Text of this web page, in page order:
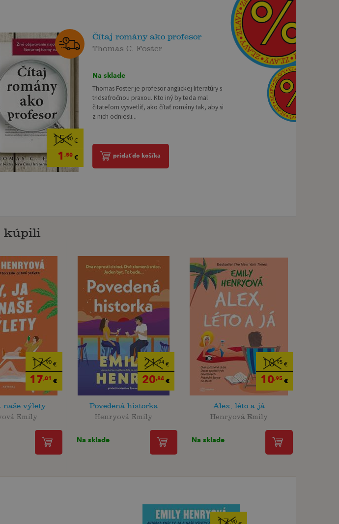
15,90 €
1 ,50 €
Čítaj romány ako profesor
Thomas C. Foster
Na sklade
Thomas Foster je profesor anglickej literatúry s
tridsaťročnou praxou. Kto iný by teda mal
čitateľom vysvetliť, ako čítať romány tak, aby si
z nich odniesli...
pridať do košíka
kúpili
17,90 €
17,01 €
naše výlety
Emily
21,94€
20,84€
Povedená historka
Henryová Emily
Na sklade
10,95€
10,95€
Alex, léto a já
Henryová Emily
Na sklade
,90